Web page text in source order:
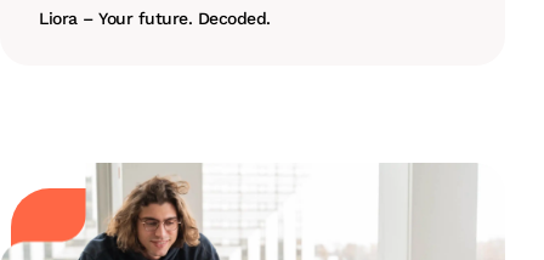
Liora – Your future. Decoded.